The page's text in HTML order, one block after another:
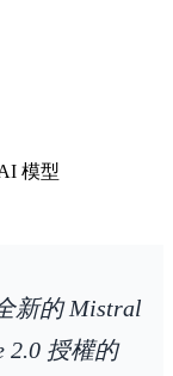
模型
新的 Mistral
2.0 授權的